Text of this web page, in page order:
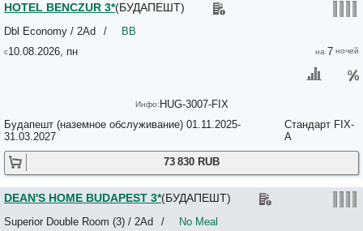
Budapest Centrum Hostel 2*
Budapest City Central 3*
Budapest City Centre Apartments 2*
Budapest Easy Flat - Teresa Lux Apartment 4*
Budapest Holiday Colours 3*
Budapest Holidays Apartments 3*
Budapest Holidays Fashion 3*
Budapest Holidays Harmony 4*
BUDAPEST MARRIOTT HOTEL 4*
Budapest Museum Central 4*
Budapest Panorama Central 3*
Budapest Passage 3*
Budapest Rooms - Bed & Breakfast 3*
10.08.2026, пн
Будапешт (наземное обслуживание) 01.11.2025-
31.03.2027
Стандарт FIX-
A
7
HOTEL BENCZUR 3*(БУДАПЕШТ)
/ BB
Dbl Economy / 2Ad
73 830 RUB
HUG-3007-FIX
DEAN'S HOME BUDAPEST 3*(БУДАПЕШТ)
/ No Meal
Superior Double Room (3) / 2Ad